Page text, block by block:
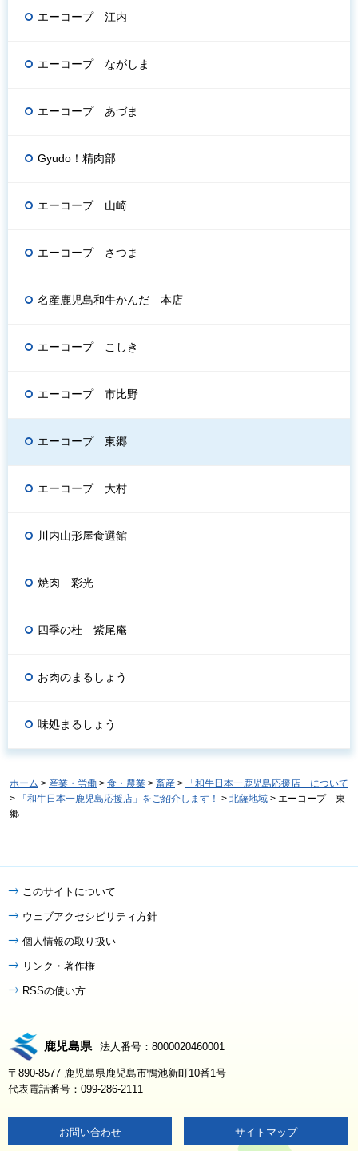
エーコープ 江内
エーコープ ながしま
エーコープ あづま
Gyudo！精肉部
エーコープ 山崎
エーコープ さつま
名産鹿児島和牛かんだ 本店
エーコープ こしき
エーコープ 市比野
エーコープ 東郷
エーコープ 大村
川内山形屋食選館
焼肉 彩光
四季の杜 紫尾庵
お肉のまるしょう
味処まるしょう
ホーム > 産業・労働 > 食・農業 > 畜産 >
「和牛日本一鹿児島応援店」について
>
「和牛日本一鹿児島応援店」をご紹介します！ > 北薩地域 > エーコープ 東
郷
このサイトについて
ウェブアクセシビリティ方針
個人情報の取り扱い
リンク・著作権
RSSの使い方
鹿児島県 法人番号：8000020460001
〒890-8577 鹿児島県鹿児島市鴨池新町10番1号
代表電話番号：099-286-2111
お問い合わせ サイトマップ